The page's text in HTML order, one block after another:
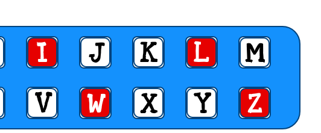
I J K L
M
V W X Y Z